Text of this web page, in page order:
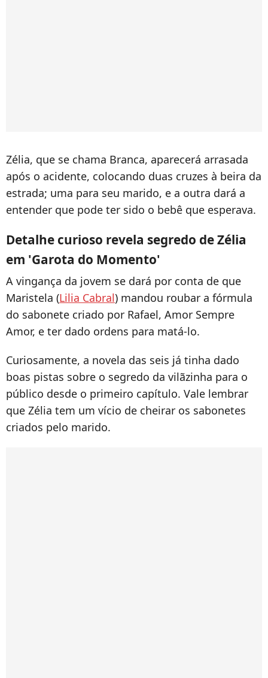
Zélia, que se chama Branca, aparecerá arrasada
após o acidente, colocando duas cruzes à beira da
estrada; uma para seu marido, e a outra dará a
entender que pode ter sido o bebê que esperava.
Detalhe curioso revela segredo de Zélia
em 'Garota do Momento'
A vingança da jovem se dará por conta de que
Maristela (Lilia Cabral) mandou roubar a fórmula
do sabonete criado por Rafael, Amor Sempre
Amor, e ter dado ordens para matá-lo.
Curiosamente, a novela das seis já tinha dado
boas pistas sobre o segredo da vilãzinha para o
público desde o primeiro capítulo. Vale lembrar
que Zélia tem um vício de cheirar os sabonetes
criados pelo marido.